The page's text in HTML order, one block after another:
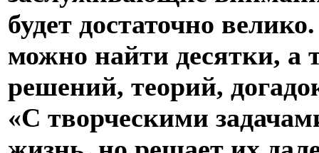
будет достаточно
можно найти десятки, а
решений, теорий,
«С творческими